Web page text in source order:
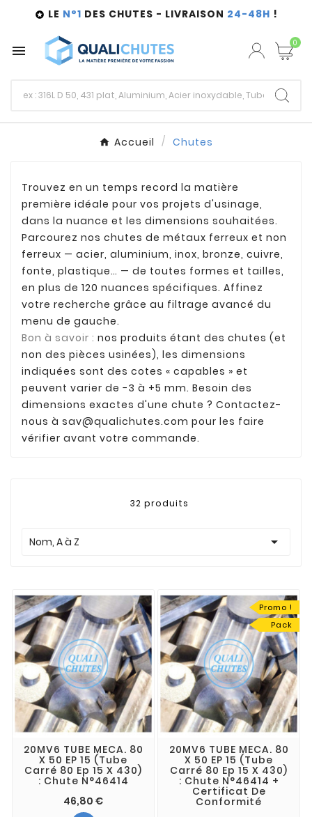
 LE N°1 DES CHUTES - LIVRAISON 24-48H !
 0
Accueil Chutes
Trouvez en un temps record la matière
première idéale pour vos projets d'usinage,
dans la nuance et les dimensions souhaitées.
Parcourez nos chutes de métaux ferreux et non
ferreux — acier, aluminium, inox, bronze, cuivre,
fonte, plastique… — de toutes formes et tailles,
en plus de 120 nuances spécifiques. Affinez
votre recherche grâce au filtrage avancé du
menu de gauche.
Bon à savoir : nos produits étant des chutes (et
non des pièces usinées), les dimensions
indiquées sont des cotes « capables » et
peuvent varier de −3 à +5 mm. Besoin des
dimensions exactes d'une chute ? Contactez-
nous à sav@qualichutes.com pour les faire
vérifier avant votre commande.
32 produits
Nom, A à Z 
20MV6 TUBE MECA. 80
X 50 EP 15 (Tube
Carré 80 Ep 15 X 430)
: Chute N°46414
46,80 €
Promo !
Pack
20MV6 TUBE MECA. 80
X 50 EP 15 (Tube
Carré 80 Ep 15 X 430)
: Chute N°46414 +
Certificat De
Conformité